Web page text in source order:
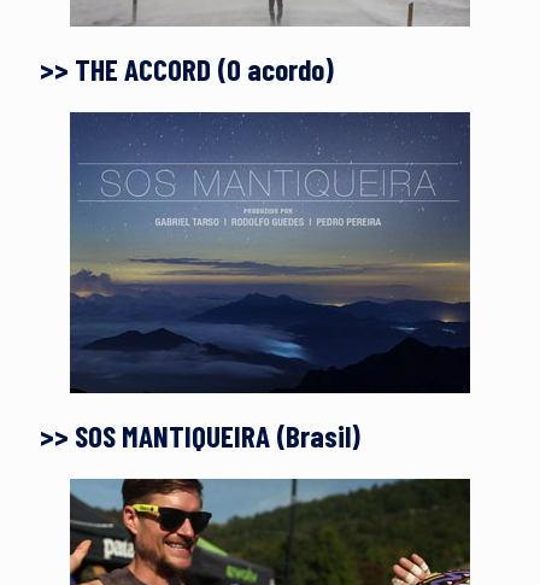
>> THE ACCORD (O acordo)
>> SOS MANTIQUEIRA (Brasil)